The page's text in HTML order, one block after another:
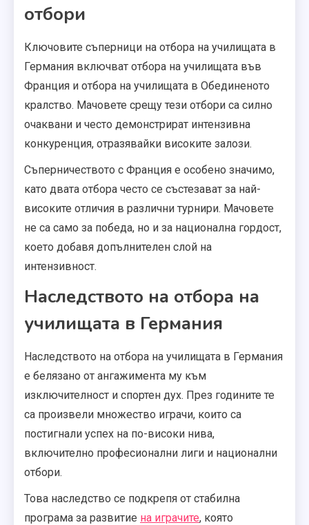
отбори
Ключовите съперници на отбора на училищата в
Германия включват отбора на училищата във
Франция и отбора на училищата в Обединеното
кралство. Мачовете срещу тези отбори са силно
очаквани и често демонстрират интензивна
конкуренция, отразявайки високите залози.
Съперничеството с Франция е особено значимо,
като двата отбора често се състезават за най-
високите отличия в различни турнири. Мачовете
не са само за победа, но и за национална гордост,
което добавя допълнителен слой на
интензивност.
Наследството на отбора на
училищата в Германия
Наследството на отбора на училищата в Германия
е белязано от ангажимента му към
изключителност и спортен дух. През годините те
са произвели множество играчи, които са
постигнали успех на по-високи нива,
включително професионални лиги и национални
отбори.
Това наследство се подкрепя от стабилна
програма за развитие на играчите, която